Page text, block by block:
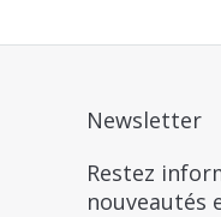
Newsletter
Restez
nouveautés